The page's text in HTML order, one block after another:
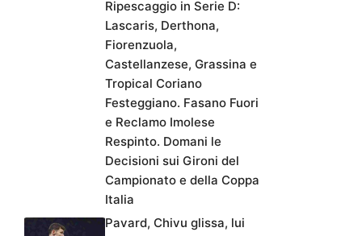
Ripescaggio in Serie D:
Lascaris, Derthona,
Fiorenzuola,
Castellanzese, Grassina e
Tropical Coriano
Festeggiano. Fasano Fuori
e Reclamo Imolese
Respinto. Domani le
Decisioni sui Gironi del
Campionato e della Coppa
Italia
Pavard, Chivu glissa, lui